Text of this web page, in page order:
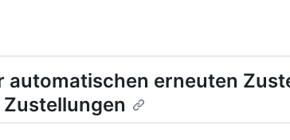
automatischen erneuten